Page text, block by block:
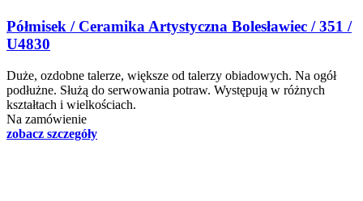
Półmisek / Ceramika Artystyczna Bolesławiec / 351 /
U4830
Duże, ozdobne talerze, większe od talerzy obiadowych. Na ogół
podłużne. Służą do serwowania potraw. Występują w różnych
kształtach i wielkościach.
Na zamówienie
zobacz szczegóły